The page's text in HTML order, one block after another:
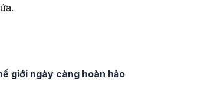
giới ngày càng hoàn hảo